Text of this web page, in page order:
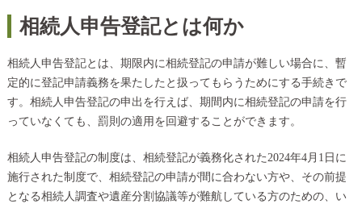
相続人申告登記とは何か
相続人申告登記とは、期限内に相続登記の申請が難しい場合に、暫
定的に登記申請義務を果たしたと扱ってもらうためにする手続きで
す。相続人申告登記の申出を行えば、期間内に相続登記の申請を行
っていなくても、罰則の適用を回避することができます。
相続人申告登記の制度は、相続登記が義務化された2024年4月1日に
施行された制度で、相続登記の申請が間に合わない方や、その前提
となる相続人調査や遺産分割協議等が難航している方のための、い